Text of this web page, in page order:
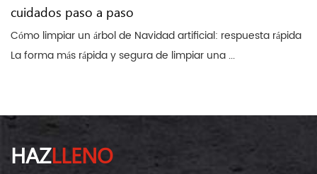
cuidados paso a paso
Cómo limpiar un árbol de Navidad artificial: respuesta rápida
La forma más rápida y segura de limpiar una ...
HAZLLENO